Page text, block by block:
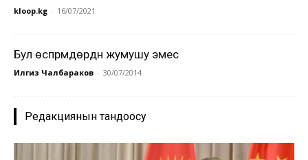
kloop.kg - 16/07/2021
Бул өспүрүмдөрдүн жумушу эмес
Илгиз Чалбараков - 30/07/2014
Редакциянын тандоосу